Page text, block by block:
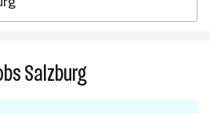
Salzburg9
Legal